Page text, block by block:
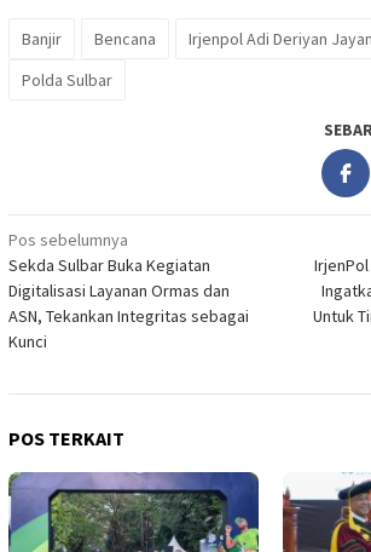
Banjir Bencana
Irjenpol Adi Deriyan
Polda Sulbar
Navigasi
pos
Pos sebelumnya
Sekda Sulbar Buka Kegiatan
Digitalisasi Layanan Ormas dan
ASN, Tekankan Integritas sebagai
Kunci
Untuk
POS TERKAIT